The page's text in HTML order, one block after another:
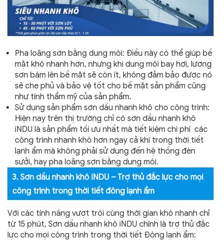
Pha loãng sơn bằng dung môi: Điều này có thể giúp bề
mặt khô nhanh hơn, nhưng khi dung môi bay hơi, lượng
sơn bám lên bề mặt sẽ còn ít, không đảm bảo được nó
sẽ che phủ và bảo vệ tốt cho bề mặt sản phẩm cũng
như tính thẩm mỹ của sản phẩm.
Sử dụng sản phẩm sơn dầu nhanh khô cho công trình:
Hiện nay trên thị trường chỉ có sơn dầu nhanh khô
iNDU là sản phẩm tối ưu nhất mà tiết kiệm chi phí các
công trình nhanh khô hơn ngay cả khi trong thời tiết
lạnh ẩm mà không phải sử dụng đến hệ thống đèn
sưởi, hay pha loãng sơn bằng dung môi.
3. Sơn dầu nhanh khô iNDU – Trợ thủ đắc lực cho mọi
công trình trong thời tiết đông lạnh ẩm
Với các tính năng vượt trội cùng thời gian khô nhanh chỉ
từ 15 phút, Sơn dầu nhanh khô iNDU chính là trợ thủ đắc
lực cho mọi công trình trong thời tiết Đông lạnh ẩm: